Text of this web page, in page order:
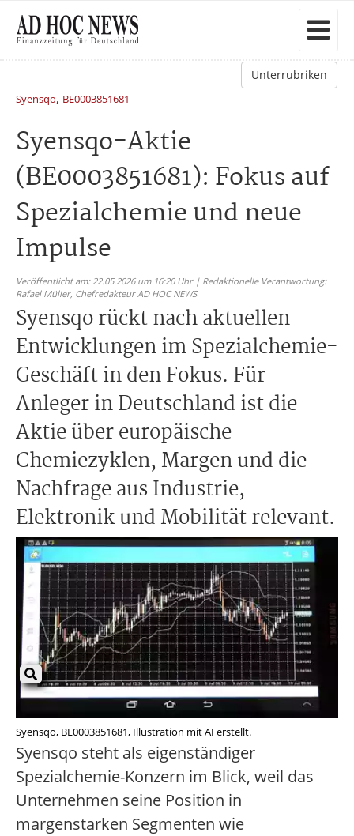
Unterrubriken
Syensqo, BE0003851681
Syensqo-Aktie
(BE0003851681): Fokus auf
Spezialchemie und neue
Impulse
Veröffentlicht am: 22.05.2026 um 16:20 Uhr | Redaktionelle Verantwortung:
Rafael Müller, Chefredakteur AD HOC NEWS
Syensqo rückt nach aktuellen
Entwicklungen im Spezialchemie-
Geschäft in den Fokus. Für
Anleger in Deutschland ist die
Aktie über europäische
Chemiezyklen, Margen und die
Nachfrage aus Industrie,
Elektronik und Mobilität relevant.
Syensqo, BE0003851681, Illustration mit AI erstellt.
Syensqo steht als eigenständiger
Spezialchemie-Konzern im Blick, weil das
Unternehmen seine Position in
margenstarken Segmenten wie